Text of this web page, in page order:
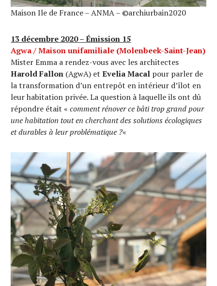
Maison Ile de France – ANMA – ©archiurbain2020
13 décembre 2020 – Émission 15
Agwa / Maison unifamiliale (Molenbeek-Saint-Jean)
Mister Emma a rendez-vous avec les architectes
Harold Fallon (AgwA) etEvelia Macal pour parler de
la transformation d’un entrepôt en intérieur d’îlot en
leur habitation privée. La question à laquelle ils ont dû
répondre était «comment rénover ce bâti trop grand pour
une habitation tout en cherchant des solutions écologiques
et durables à leur problématique ?«